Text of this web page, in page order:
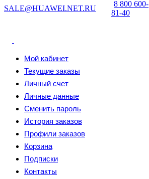
SALE@HUAWEI.NET.RU
8 800 600-
81-40
Мой кабинет
Текущие заказы
Личный счет
Личные данные
Сменить пароль
История заказов
Профили заказов
Корзина
Подписки
Контакты